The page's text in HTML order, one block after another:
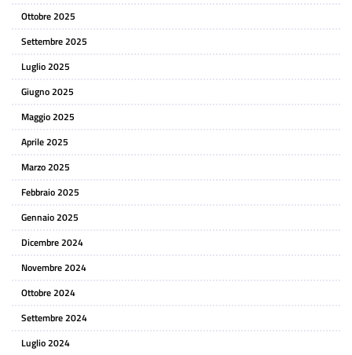
Ottobre 2025
Settembre 2025
Luglio 2025
Giugno 2025
Maggio 2025
Aprile 2025
Marzo 2025
Febbraio 2025
Gennaio 2025
Dicembre 2024
Novembre 2024
Ottobre 2024
Settembre 2024
Luglio 2024